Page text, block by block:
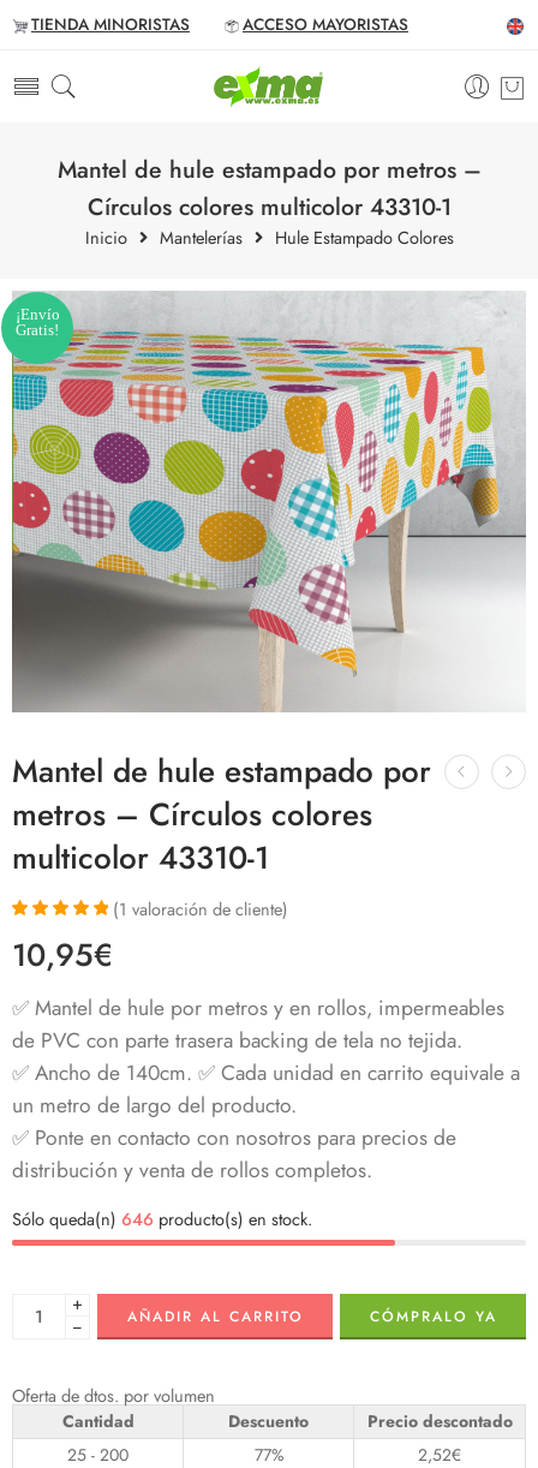
TIENDA MINORISTAS ACCESO MAYORISTAS
Mantel de hule estampado por metros –
Círculos colores multicolor 43310-1
Inicio Mantelerías Hule Estampado Colores
¡Envío
Gratis!
Mantel de hule estampado por
metros – Círculos colores
multicolor 43310-1
5.00de 5 en
base a
un cliente
(1 valoración de cliente)
10,95€
✅ Mantel de hule por metros y en rollos, impermeables
de PVC con parte trasera backing de tela no tejida.
✅ Ancho de 140cm. ✅ Cada unidad en carrito equivale a
un metro de largo del producto.
✅ Ponte en contacto con nosotros para precios de
distribución y venta de rollos completos.
Sólo queda(n) 646 producto(s) en stock.
+
−
AÑADIR AL CARRITO CÓMPRALO YA
Oferta de dtos. por volumen
Cantidad Descuento
Precio descontado
25 - 200
77% 2,52€